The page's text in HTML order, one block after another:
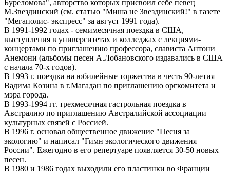
Буреломова", авторство которых присвоил себе певец
М.Звездинский (см. статью "Миша не Звездинский!" в газете
"Мегаполис- экспресс" за август 1991 года).
В 1991-1992 годах - семимесячная поездка в США,
выступления в университетах и колледжах с лекциями-
концертами по приглашению профессора, слависта Антони
Анемони (альбомы песен А.Лобановского издавались в США
с начала 70-х годов).
В 1993 г. поездка на юбилейные торжества в честь 90-летия
Вадима Козина в г.Магадан по приглашению оргкомитета и
мэра города.
В 1993-1994 гг. трехмесячная гастрольная поездка в
Австралию по приглашению Австралийской ассоциации
культурных связей с Россией.
В 1996 г. основал общественное движение "Песня за
экологию" и написал "Гимн экологического движения
России". Ежегодно в его репертуаре появляется 30-50 новых
песен.
В 1980 и 1986 годах выходили его пластинки во Франции